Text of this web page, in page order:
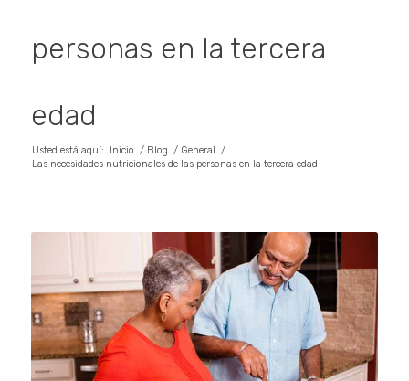
personas en la tercera
edad
Usted está aquí: Inicio / Blog / General /
Las necesidades nutricionales de las personas en la tercera edad